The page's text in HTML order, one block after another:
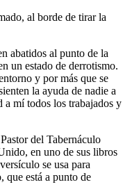
al borde de tirar la
abatidos al punto de la
un estado de derrotismo.
y por más que se
la ayuda de nadie a
a mí todos los trabajados y
del Tabernáculo
en uno de sus libros
se usa para
que está a punto de